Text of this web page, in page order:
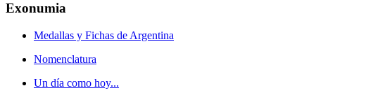
Exonumia
Medallas y Fichas de Argentina
Nomenclatura
Un día como hoy...